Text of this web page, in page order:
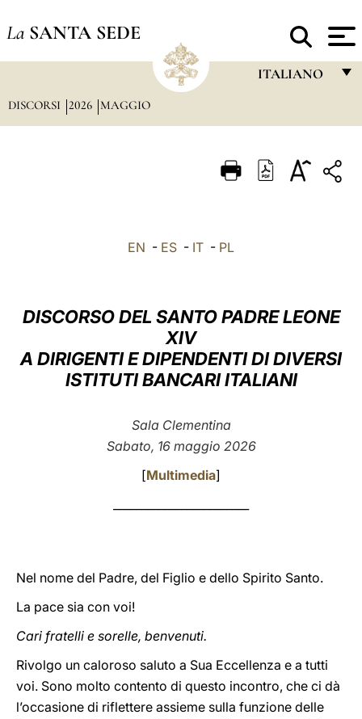
La SANTA SEDE
ITALIANO
ITALIANO
العربيّة
中文
LATINE
DISCORSI 2026 MAGGIO
EN - ES - IT - PL
DISCORSO DEL SANTO PADRE LEONE
XIV
A DIRIGENTI E DIPENDENTI DI DIVERSI
ISTITUTI BANCARI ITALIANI
Sala Clementina
Sabato, 16 maggio 2026
[Multimedia]
Nel nome del Padre, del Figlio e dello Spirito Santo.
La pace sia con voi!
Cari fratelli e sorelle, benvenuti.
Rivolgo un caloroso saluto a Sua Eccellenza e a tutti
voi. Sono molto contento di questo incontro, che ci dà
l’occasione di riflettere assieme sulla funzione delle